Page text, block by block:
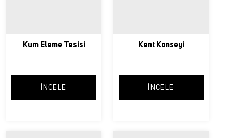
Kum Eleme Tesisi
İNCELE
Kent Konseyi
İNCELE